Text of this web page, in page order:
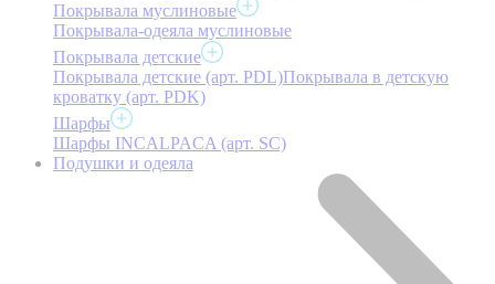
Покрывала муслиновые
Покрывала-одеяла муслиновые
Покрывала детские
Покрывала детские (арт. PDL)Покрывала в детскую
кроватку (арт. PDK)
Шарфы
Шарфы INCALPACA (арт. SC)
Подушки и одеяла